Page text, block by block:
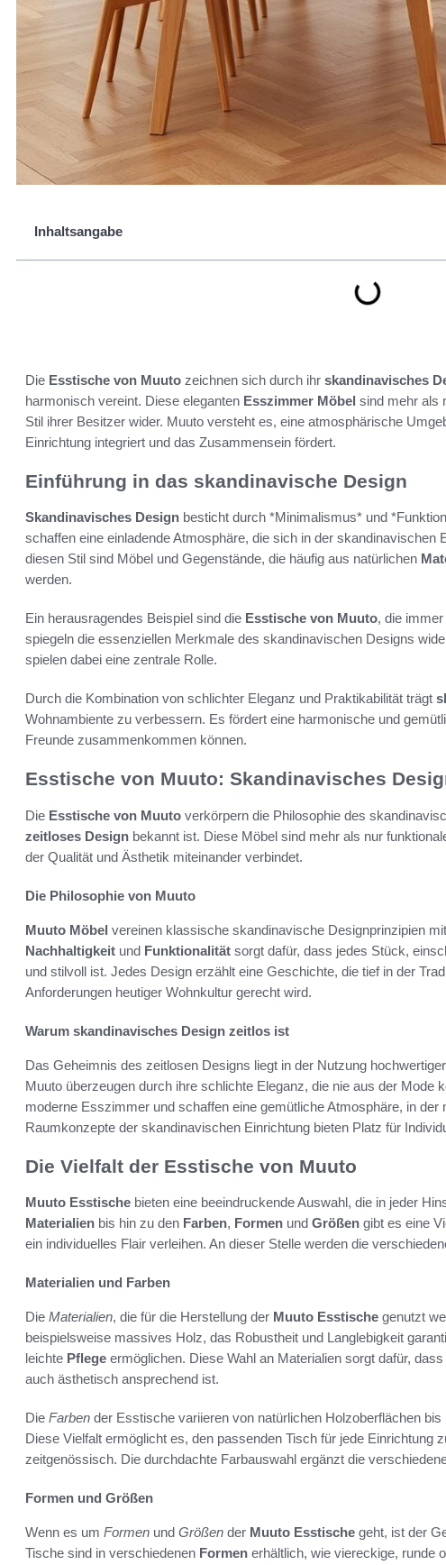
Inhaltsangabe
Die Esstische von Muuto zeichnen sich durch ihr skandinavisches
harmonisch vereint. Diese eleganten Esszimmer Möbel sind mehr als
Stil ihrer Besitzer wider. Muuto versteht es, eine atmosphärische
Einrichtung integriert und das Zusammensein fördert.
Einführung in das skandinavische Design
Skandinavisches Design besticht durch *Minimalismus* und
schaffen eine einladende Atmosphäre, die sich in der skandinavischen
diesen Stil sind Möbel und Gegenstände, die häufig aus natürlichen
werden.
Ein herausragendes Beispiel sind die Esstische von Muuto, die
spiegeln die essenziellen Merkmale des skandinavischen Designs
spielen dabei eine zentrale Rolle.
Durch die Kombination von schlichter Eleganz und Praktikabilität trägt
Wohnambiente zu verbessern. Es fördert eine harmonische und
Freunde zusammenkommen können.
Esstische von Muuto: Skandinavisches
Die Esstische von Muuto verkörpern die Philosophie des
zeitloses Design bekannt ist. Diese Möbel sind mehr als nur
der Qualität und Ästhetik miteinander verbindet.
Die Philosophie von Muuto
Muuto Möbel vereinen klassische skandinavische Designprinzipien
Nachhaltigkeit und Funktionalität sorgt dafür, dass jedes Stück,
und stilvoll ist. Jedes Design erzählt eine Geschichte, die tief in der
Anforderungen heutiger Wohnkultur gerecht wird.
Warum skandinavisches Design zeitlos ist
Das Geheimnis des zeitlosen Designs liegt in der Nutzung hochwertiger
Muuto überzeugen durch ihre schlichte Eleganz, die nie aus der Mode
moderne Esszimmer und schaffen eine gemütliche Atmosphäre, in
Raumkonzepte der skandinavischen Einrichtung bieten Platz für
Die Vielfalt der Esstische von Muuto
Muuto Esstische bieten eine beeindruckende Auswahl, die in jeder
Materialien bis hin zu den Farben, Formen und Größen gibt es eine
ein individuelles Flair verleihen. An dieser Stelle werden die
Materialien und Farben
Die Materialien, die für die Herstellung der Muuto Esstische genutzt
beispielsweise massives Holz, das Robustheit und Langlebigkeit
leichte Pflege ermöglichen. Diese Wahl an Materialien sorgt dafür,
auch ästhetisch ansprechend ist.
Die Farben der Esstische variieren von natürlichen Holzoberflächen
Diese Vielfalt ermöglicht es, den passenden Tisch für jede Einrichtung
zeitgenössisch. Die durchdachte Farbauswahl ergänzt die
Formen und Größen
Wenn es um Formen und Größen der Muuto Esstische geht, ist der
Tische sind in verschiedenen Formen erhältlich, wie viereckige, runde